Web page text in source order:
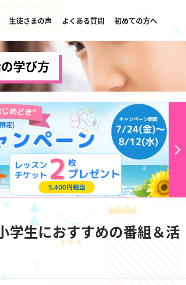
生徒さまの声 よくある質問 初めての方へ
学び方
学生におすすめの番組＆活